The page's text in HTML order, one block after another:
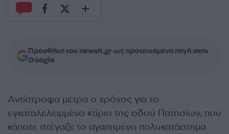
Προσθήκη του newsit.gr ως προτεινόμενη πηγή στην
Google
Αντίστροφα μετρά ο χρόνος για το
εγκαταλελειμμένο κτίριο της οδού Πατησίων, που
κάποτε στέγαζε το αγαπημένο πολυκατάστημα